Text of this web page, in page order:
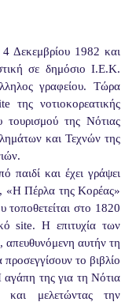
Δεκεμβρίου 1982 και
σε δημόσιο Ι.Ε.Κ.
γραφείου. Τώρα
της νοτιοκορεατικής
τουρισμού της Νότιας
και Τεχνών της
και έχει γράψει
«Η Πέρλα της Κορέας»
στο 1820
site. Η επιτυχία των
απευθυνόμενη αυτήν τη
το βιβλίο
αγάπη της για τη Νότια
μελετώντας την